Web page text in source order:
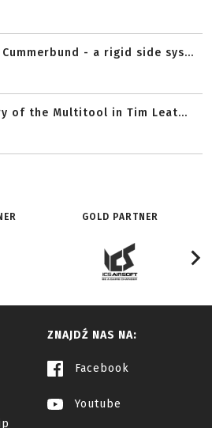
- a rigid side sys...
of the Multitool in Tim Leat...
GOLD PARTNER
ZNAJDŹ NAS NA:
Facebook
Youtube